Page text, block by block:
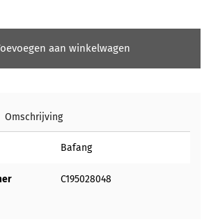
aan winkelwagen
Omschrijving
Bafang
C195028048